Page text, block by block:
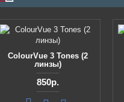
ColourVue 3 Tones (2
линзы)
850р.